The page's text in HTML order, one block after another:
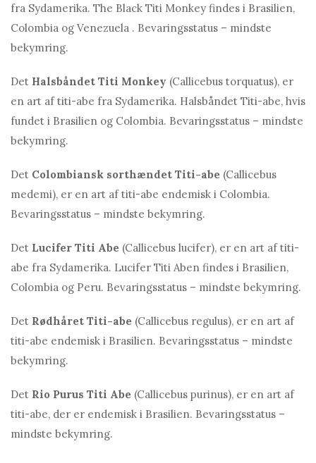
fra Sydamerika. The Black Titi Monkey findes i Brasilien,
Colombia og Venezuela . Bevaringsstatus – mindste
bekymring.
Det Halsbåndet Titi Monkey (Callicebus torquatus), er
en art af titi-abe fra Sydamerika. Halsbåndet Titi-abe, hvis
fundet i Brasilien og Colombia. Bevaringsstatus – mindste
bekymring.
Det Colombiansk sorthændet Titi-abe (Callicebus
medemi), er en art af titi-abe endemisk i Colombia.
Bevaringsstatus – mindste bekymring.
Det Lucifer Titi Abe (Callicebus lucifer), er en art af titi-
abe fra Sydamerika. Lucifer Titi Aben findes i Brasilien,
Colombia og Peru. Bevaringsstatus – mindste bekymring.
Det Rødhåret Titi-abe (Callicebus regulus), er en art af
titi-abe endemisk i Brasilien. Bevaringsstatus – mindste
bekymring.
Det Rio Purus Titi Abe (Callicebus purinus), er en art af
titi-abe, der er endemisk i Brasilien. Bevaringsstatus –
mindste bekymring.